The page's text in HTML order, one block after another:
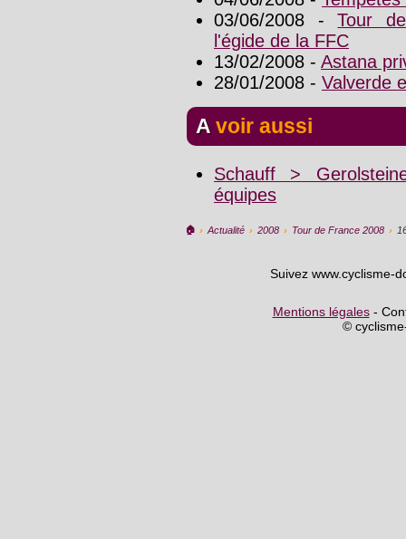
03/06/2008 -Tour
l'égide de la FFC
13/02/2008 - Astana
28/01/2008 - Valverde
A voir aussi
Schauff >
équipes
🏠︎ › Actualité › 2008 › Tour de France 2008 ›
Suivez www.cyclisme-
Mentions légales-
©